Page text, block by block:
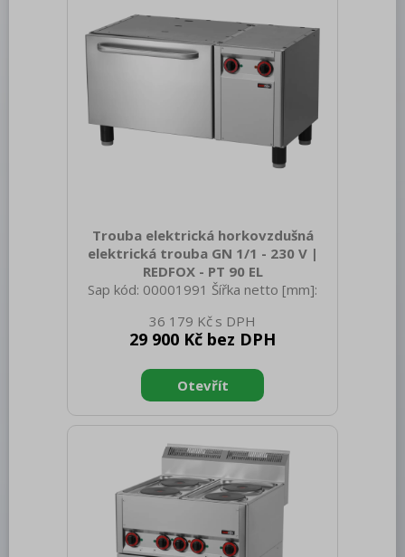
Mycí program
Salamandry
Regálový systém
Drop In - Monoblok
Bufety, drop-in, vitríny, výdejní vany a
Redfox
REDFOX 600
REDFOX 900
Volně stojící moduly
Nerezový program
Příprava masa a zeleniny
Konvektomaty
Trouba elektrická horkovzdušná
elektrická trouba GN 1/1 - 230 V |
REDFOX - PT 90 EL
Sap kód: 00001991 Šířka netto [mm]:
netto [mm]: 600 Hmotnost netto [kg]:
60.00 Šířka brutto [mm]: 705 Hloubka
1120 Hmotnost brutto [kg]: 65.00 Typ
spotřebiče: Elektrické zařízení Příkon
elektrický [kW]: 3.130 Napájení: 230 V /
prvků: IPX4 Materiál: AISI 430 + AISI
304 Kontrolky: chodu a nahřátí
Maximální teplota zařízení [°C]: 300
Minimální teplota zařízení [°C
36 179 Kč
29 900 Kč bez DPH